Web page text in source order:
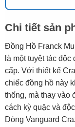
Chi tiết sản
Đồng Hồ Franck
là một tuyệt tác
cấp. Với thiết kế
chiếc đồng hồ này
thống, mà thay vào
cách kỳ quặc và
Dòng Vanguard